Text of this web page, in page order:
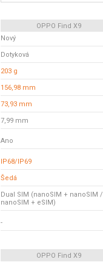
OPPO Find X9
Nový
Dotyková
203 g
156,98 mm
73,93 mm
7,99 mm
Ano
IP68/IP69
Šedá
Dual SIM (nanoSIM + nanoSIM /
nanoSIM + eSIM)
-
OPPO Find X9